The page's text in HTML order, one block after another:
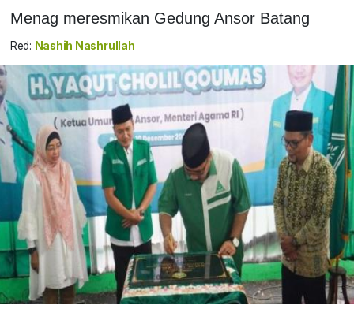
Menag meresmikan Gedung Ansor Batang
Red: Nashih Nashrullah